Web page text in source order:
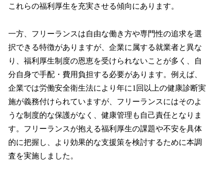
これらの福利厚生を充実させる傾向にあります。
一方、フリーランスは自由な働き方や専門性の追求を選
択できる特徴がありますが、企業に属する就業者と異な
り、福利厚生制度の恩恵を受けられないことが多く、自
分自身で手配・費用負担する必要があります。例えば、
企業では労働安全衛生法により年に1回以上の健康診断実
施が義務付けられていますが、フリーランスにはそのよ
うな制度的な保護がなく、健康管理も自己責任となりま
す。フリーランスが抱える福利厚生の課題や不安を具体
的に把握し、より効果的な支援策を検討するために本調
査を実施しました。